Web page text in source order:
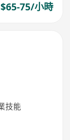
$65-75/小時
技能